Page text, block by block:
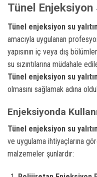
Tünel Enjeksiyon
Tünel enjeksiyon su
amacıyla uygulanan
yapısının iç veya dış
su sızıntılarına müdahale
Tünel enjeksiyon su
olmasını sağlamak adına
Enjeksiyonda
Tünel enjeksiyon su
ve uygulama ihtiyaçlarına
malzemeler şunlardır: